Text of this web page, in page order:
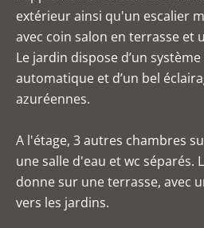
extérieur ainsi qu'un escalier
avec coin salon en terrasse et
Le jardin dispose d’un système
automatique et d’un bel
azuréennes.
A l'étage, 3 autres chambres
une salle d'eau et wc séparés.
donne sur une terrasse, avec
vers les jardins.